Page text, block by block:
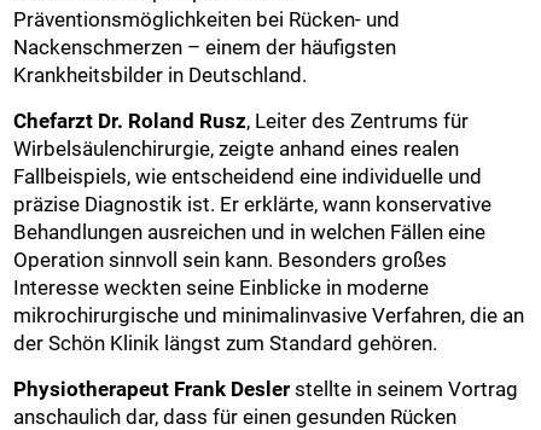
Präventionsmöglichkeiten bei Rücken- und
Nackenschmerzen – einem der häufigsten
Krankheitsbilder in Deutschland.
Chefarzt Dr. Roland Rusz, Leiter des Zentrums für
Wirbelsäulenchirurgie, zeigte anhand eines realen
Fallbeispiels, wie entscheidend eine individuelle und
präzise Diagnostik ist. Er erklärte, wann konservative
Behandlungen ausreichen und in welchen Fällen eine
Operation sinnvoll sein kann. Besonders großes
Interesse weckten seine Einblicke in moderne
mikrochirurgische und minimalinvasive Verfahren, die an
der Schön Klinik längst zum Standard gehören.
Physiotherapeut Frank Desler stellte in seinem Vortrag
anschaulich dar, dass für einen gesunden Rücken